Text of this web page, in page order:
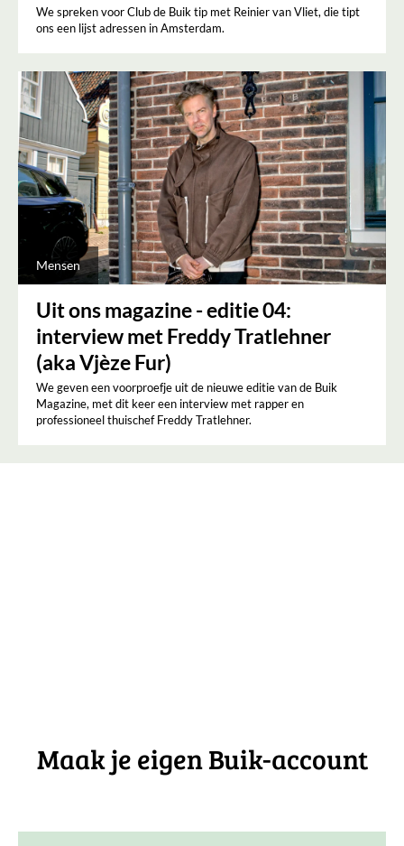
We spreken voor Club de Buik tip met Reinier van Vliet, die tipt
ons een lijst adressen in Amsterdam.
Mensen
Uit ons magazine - editie 04:
interview met Freddy Tratlehner
(aka Vjèze Fur)
We geven een voorproefje uit de nieuwe editie van de Buik
Magazine, met dit keer een interview met rapper en
professioneel thuischef Freddy Tratlehner.
Maak je eigen Buik-account